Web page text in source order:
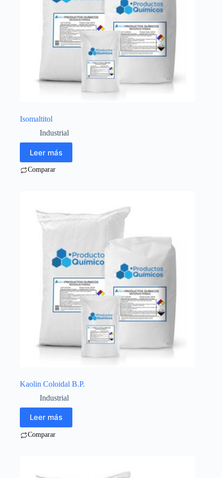
Isomaltitol
Industrial
Leer más
Comparar
Kaolin Coloidal B.P.
Industrial
Leer más
Comparar